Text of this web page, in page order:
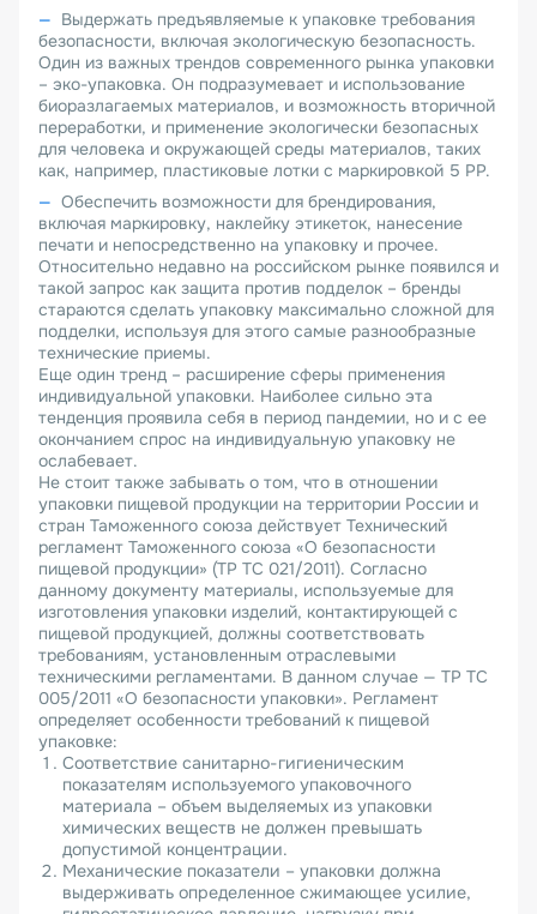
Выдержать предъявляемые к упаковке требования
безопасности, включая экологическую безопасность.
Один из важных трендов современного рынка упаковки
– эко-упаковка. Он подразумевает и использование
биоразлагаемых материалов, и возможность вторичной
переработки, и применение экологически безопасных
для человека и окружающей среды материалов, таких
как, например, пластиковые лотки с маркировкой 5 PP.
Обеспечить возможности для брендирования,
включая маркировку, наклейку этикеток, нанесение
печати и непосредственно на упаковку и прочее.
Относительно недавно на российском рынке появился и
такой запрос как защита против подделок – бренды
стараются сделать упаковку максимально сложной для
подделки, используя для этого самые разнообразные
технические приемы.
Еще один тренд – расширение сферы применения
индивидуальной упаковки. Наиболее сильно эта
тенденция проявила себя в период пандемии, но и с ее
окончанием спрос на индивидуальную упаковку не
ослабевает.
Не стоит также забывать о том, что в отношении
упаковки пищевой продукции на территории России и
стран Таможенного союза действует Технический
регламент Таможенного союза «О безопасности
пищевой продукции» (ТР ТС 021/2011). Согласно
данному документу материалы, используемые для
изготовления упаковки изделий, контактирующей с
пищевой продукцией, должны соответствовать
требованиям, установленным отраслевыми
техническими регламентами. В данном случае — ТР ТС
005/2011 «О безопасности упаковки». Регламент
определяет особенности требований к пищевой
упаковке:
Соответствие санитарно-гигиеническим
показателям используемого упаковочного
материала – объем выделяемых из упаковки
химических веществ не должен превышать
допустимой концентрации.
Механические показатели – упаковки должна
выдерживать определенное сжимающее усилие,